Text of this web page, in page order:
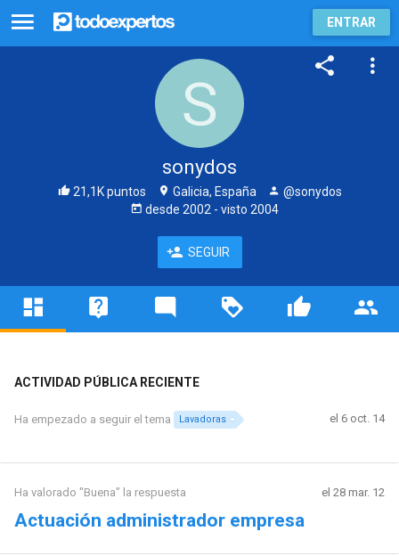
ENTRAR
sonydos
21,1K puntos Galicia, España
@sonydos
desde 2002 - visto 2004
SEGUIR
ACTIVIDAD PÚBLICA RECIENTE
Ha empezado a seguir el tema Lavadoras el 6 oct. 14
Ha valorado "Buena" la respuesta el 28 mar. 12
Actuación administrador empresa